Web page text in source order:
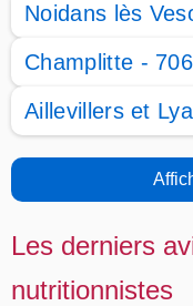
Noidans lès
Champlitte -
Aillevillers et
Les derniers
nutritionnistes